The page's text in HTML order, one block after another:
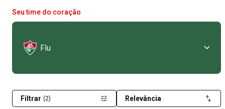
Seu time do coração
Flu
Filtrar (2) Relevância